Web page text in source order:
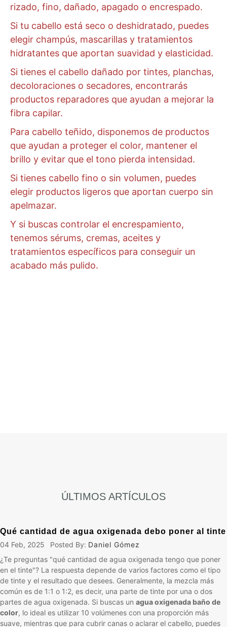
rizado, fino, dañado, apagado o encrespado.
Si tu cabello está seco o deshidratado, puedes
elegir champús, mascarillas y tratamientos
hidratantes que aportan suavidad y elasticidad.
Si tienes el cabello dañado por tintes, planchas,
decoloraciones o secadores, encontrarás
productos reparadores que ayudan a mejorar la
fibra capilar.
Para cabello teñido, disponemos de productos
que ayudan a proteger el color, mantener el
brillo y evitar que el tono pierda intensidad.
Si tienes cabello fino o sin volumen, puedes
elegir productos ligeros que aportan cuerpo sin
apelmazar.
Y si buscas controlar el encrespamiento,
tenemos sérums, cremas, aceites y
tratamientos específicos para conseguir un
acabado más pulido.
ÚLTIMOS ARTÍCULOS